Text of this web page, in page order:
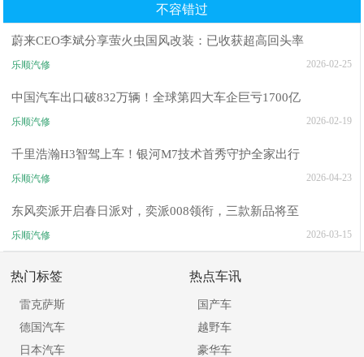
不容错过
蔚来CEO李斌分享萤火虫国风改装：已收获超高回头率
乐顺汽修 2026-02-25
中国汽车出口破832万辆！全球第四大车企巨亏1700亿
乐顺汽修 2026-02-19
千里浩瀚H3智驾上车！银河M7技术首秀守护全家出行
乐顺汽修 2026-04-23
东风奕派开启春日派对，奕派008领衔，三款新品将至
乐顺汽修 2026-03-15
热门标签
雷克萨斯
德国汽车
日本汽车
热点车讯
国产车
越野车
豪华车